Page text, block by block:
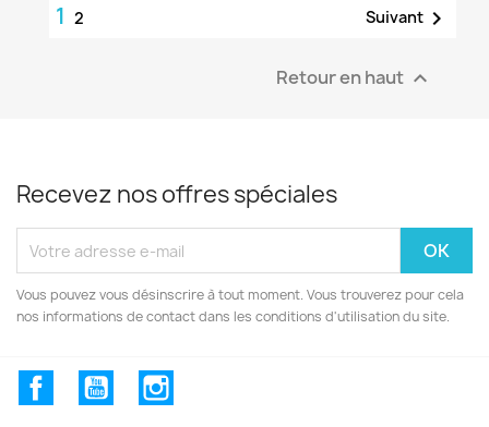
1 2 Suivant 
Retour en haut 
Recevez nos offres spéciales
Vous pouvez vous désinscrire à tout moment. Vous trouverez pour cela
nos informations de contact dans les conditions d'utilisation du site.
FacebookYouTube